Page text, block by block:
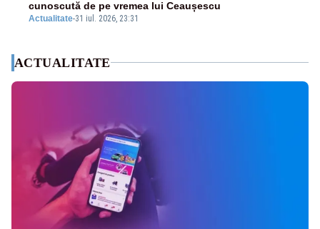
Actualitate-31 iul. 2026, 23:31
cunoscută de pe vremea lui Ceaușescu
ACTUALITATE